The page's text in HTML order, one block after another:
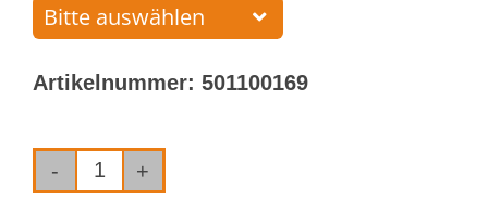
Artikelnummer: 501100169
Einlippen-